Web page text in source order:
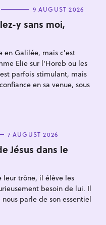
9 AUGUST 2026
y sans moi,
en Galilée, mais c'est
Elie sur l'Horeb ou les
parfois stimulant, mais
en sa venue, sous
7 AUGUST 2026
Jésus dans le
leur trône, il élève les
besoin de lui. Il
parle de son essentiel